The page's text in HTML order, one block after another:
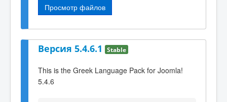
Просмотр файлов
Версия 5.4.6.1 Stable
This is the Greek Language Pack for Joomla!
5.4.6